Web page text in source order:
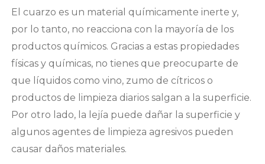
El cuarzo es un material químicamente inerte y,
por lo tanto, no reacciona con la mayoría de los
productos químicos. Gracias a estas propiedades
físicas y químicas, no tienes que preocuparte de
que líquidos como vino, zumo de cítricos o
productos de limpieza diarios salgan a la superficie.
Por otro lado, la lejía puede dañar la superficie y
algunos agentes de limpieza agresivos pueden
causar daños materiales.